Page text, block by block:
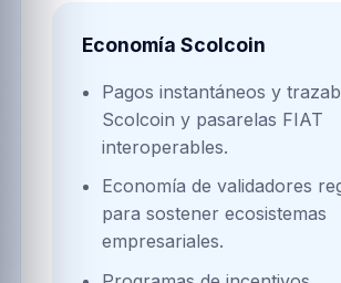
Economía Scolcoin
Pagos instantáneos y
Scolcoin y pasarelas FIAT
interoperables.
Economía de validadores
para sostener ecosistemas
empresariales.